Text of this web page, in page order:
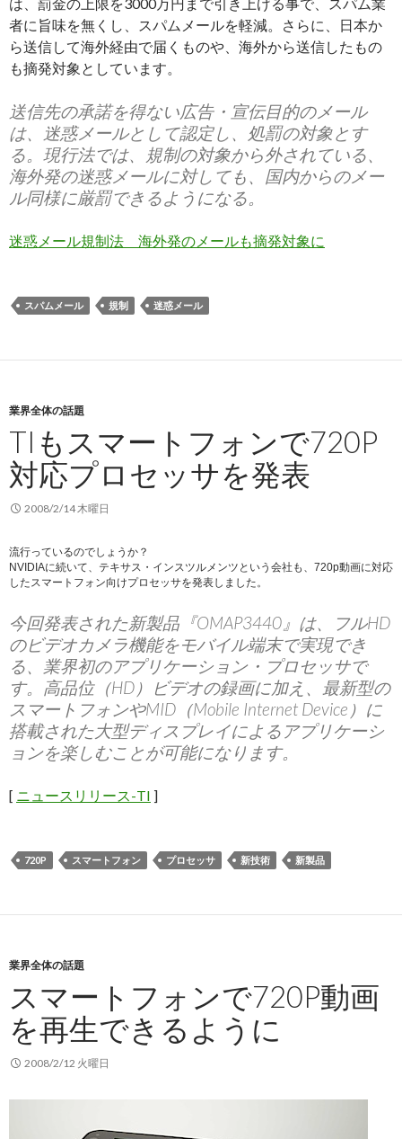
者に旨味を無くし、スパムメールを軽減。さらに、日本か
ら送信して海外経由で届くものや、海外から送信したもの
も摘発対象としています。
送信先の承諾を得ない広告・宣伝目的のメール
は、迷惑メールとして認定し、処罰の対象とす
る。現行法では、規制の対象から外されている、
海外発の迷惑メールに対しても、国内からのメー
ル同様に厳罰できるようになる。
迷惑メール規制法 海外発のメールも摘発対象に
スパムメール 規制 迷惑メール
業界全体の話題
TIもスマートフォンで720P
対応プロセッサを発表
2008/2/14 木曜日
流行っているのでしょうか？
NVIDIAに続いて、テキサス・インスツルメンツという会社も、720p動画に対応
したスマートフォン向けプロセッサを発表しました。
今回発表された新製品『OMAP3440』は、フルHD
のビデオカメラ機能をモバイル端末で実現でき
る、業界初のアプリケーション・プロセッサで
す。高品位（HD）ビデオの録画に加え、最新型の
スマートフォンやMID（Mobile Internet Device）に
搭載された大型ディスプレイによるアプリケーシ
ョンを楽しむことが可能になります。
[ ニュースリリース-TI ]
720P スマートフォン プロセッサ 新技術 新製品
業界全体の話題
スマートフォンで720P動画
を再生できるように
2008/2/12 火曜日